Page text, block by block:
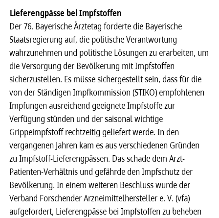
Lieferengpässe bei Impfstoffen
Der 76. Bayerische Ärztetag forderte die Bayerische
Staatsregierung auf, die politische Verantwortung
wahrzunehmen und politische Lösungen zu erarbeiten, um
die Versorgung der Bevölkerung mit Impfstoffen
sicherzustellen. Es müsse sichergestellt sein, dass für die
von der Ständigen Impfkommission (STIKO) empfohlenen
Impfungen ausreichend geeignete Impfstoffe zur
Verfügung stünden und der saisonal wichtige
Grippeimpfstoff rechtzeitig geliefert werde. In den
vergangenen Jahren kam es aus verschiedenen Gründen
zu Impfstoff-Lieferengpässen. Das schade dem Arzt-
Patienten-Verhältnis und gefährde den Impfschutz der
Bevölkerung. In einem weiteren Beschluss wurde der
Verband Forschender Arzneimittelhersteller e. V. (vfa)
aufgefordert, Lieferengpässe bei Impfstoffen zu beheben